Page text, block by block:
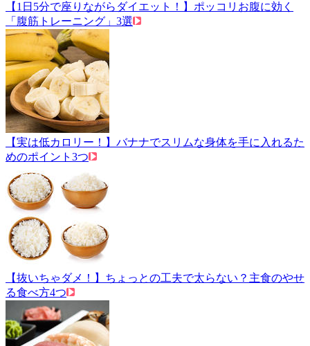
【1日5分で座りながらダイエット！】ポッコリお腹に効く
「腹筋トレーニング」3選
【実は低カロリー！】バナナでスリムな身体を手に入れるた
めのポイント3つ
【抜いちゃダメ！】ちょっとの工夫で太らない？主食のやせ
る食べ方4つ